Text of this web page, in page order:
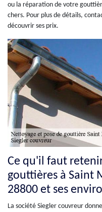
ou la réparation de votre
chers. Pour plus de détails,
découvrir ses prix.
Ce qu'il faut
gouttières à Saint
28800 et ses
La société Siegler couvreur